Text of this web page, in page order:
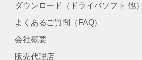
ダウンロード（ドライバソフト 他）
よくあるご質問（FAQ）
会社概要
販売代理店